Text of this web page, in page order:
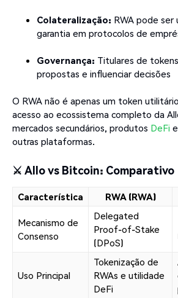
Colateralização: RWA pode ser
garantia em protocolos de
Governança: Titulares de
propostas e influenciar decisões
O RWA não é apenas um token
acesso ao ecossistema completo da
mercados secundários, produtos DeFi
outras plataformas.
⚔ Allo vs Bitcoin: Comparativo
Característica RWA (RWA)
Mecanismo de
Consenso
Delegated
Proof-of-Stake
(DPoS)
Uso Principal
Tokenização de
RWAs e utilidade
DeFi